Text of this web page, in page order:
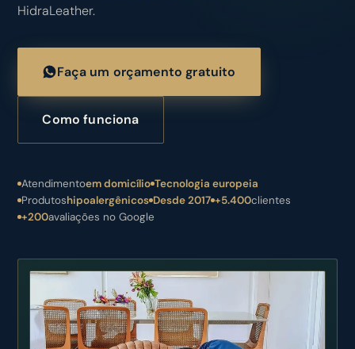
HidraLeather.
Faça um orçamento gratuito
Como funciona
Atendimentoem domicílio Tecnologia europeia
Produtoshipoalergênicos Desde 2017 +5.400clientes
+200avaliações no Google